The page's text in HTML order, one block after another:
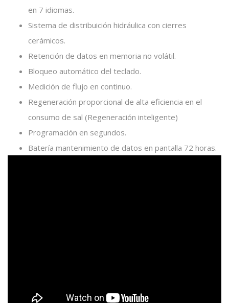
en 7 idiomas.
Sistema de distribuición hidráulica con cierres
cerámicos.
Retención de datos en memoria no volátil.
Bloqueo automático del teclado.
Medición de flujo en continuo.
Regeneración proporcional de alta eficiencia en el
consumo de sal (Regeneración inteligente)
Programación en segundos.
Batería mantenimiento de datos en pantalla 72 horas.